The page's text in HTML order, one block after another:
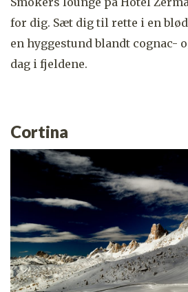
for dig. Sæt dig til rette i en
en hyggestund blandt cognac-
dag i fjeldene.
Cortina